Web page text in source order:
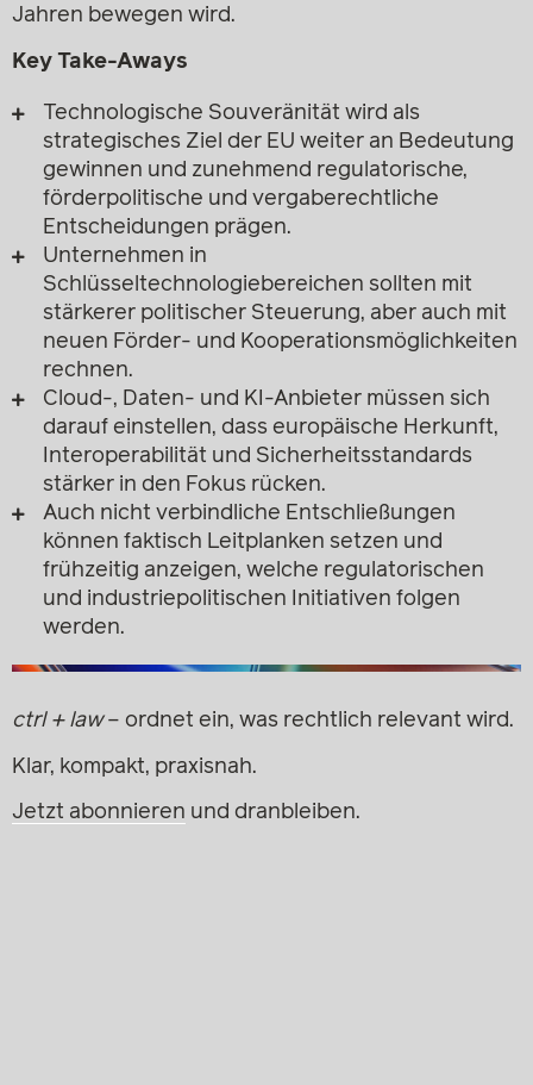
Jahren bewegen wird.
Key Take-Aways
Technologische Souveränität wird als
strategisches Ziel der EU weiter an Bedeutung
gewinnen und zunehmend regulatorische,
förderpolitische und vergaberechtliche
Entscheidungen prägen.
Unternehmen in
Schlüsseltechnologiebereichen sollten mit
stärkerer politischer Steuerung, aber auch mit
neuen Förder- und Kooperationsmöglichkeiten
rechnen.
Cloud-, Daten- und KI-Anbieter müssen sich
darauf einstellen, dass europäische Herkunft,
Interoperabilität und Sicherheitsstandards
stärker in den Fokus rücken.
Auch nicht verbindliche Entschließungen
können faktisch Leitplanken setzen und
frühzeitig anzeigen, welche regulatorischen
und industriepolitischen Initiativen folgen
werden.
ctrl + law– ordnet ein, was rechtlich relevant wird.
Klar, kompakt, praxisnah.
Jetzt abonnieren und dranbleiben.